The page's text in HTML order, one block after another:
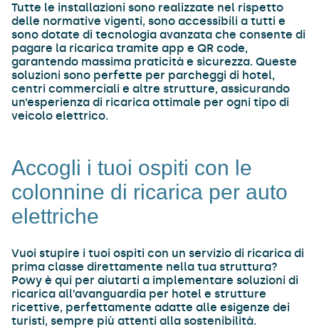
Tutte le installazioni sono realizzate nel rispetto
delle normative vigenti, sono accessibili a tutti e
sono dotate di tecnologia avanzata che consente di
pagare la ricarica tramite app e QR code,
garantendo massima praticità e sicurezza. Queste
soluzioni sono perfette per parcheggi di hotel,
centri commerciali e altre strutture, assicurando
un’esperienza di ricarica ottimale per ogni tipo di
veicolo elettrico.
Accogli i tuoi ospiti con le
colonnine di ricarica per auto
elettriche
Vuoi stupire i tuoi ospiti con un servizio di ricarica di
prima classe direttamente nella tua struttura?
Powy è qui per aiutarti a implementare soluzioni di
ricarica all’avanguardia per hotel e strutture
ricettive, perfettamente adatte alle esigenze dei
turisti, sempre più attenti alla sostenibilità.